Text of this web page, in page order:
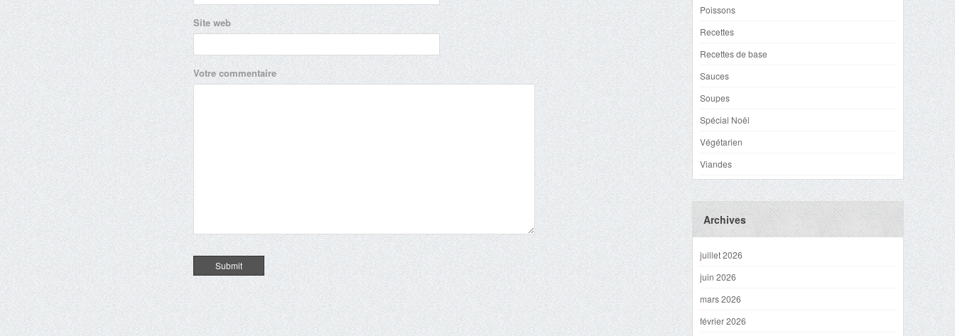
Site web
Votre commentaire
Poissons
Recettes
Recettes de base
Sauces
Soupes
Spécial Noël
Végétarien
Viandes
Archives
juillet 2026
juin 2026
mars 2026
février 2026